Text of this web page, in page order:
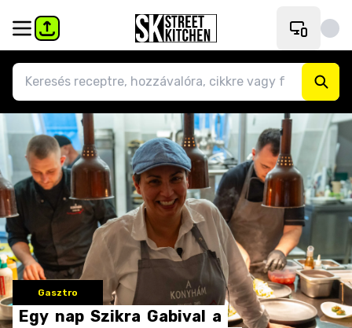
Gasztro
Egy nap Szikra Gabival a